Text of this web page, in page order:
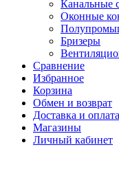
Канальные
Оконные
Бризеры
Сравнение
Избранное
Корзина
Обмен и возврат
Доставка и оплата
Магазины
Личный кабинет